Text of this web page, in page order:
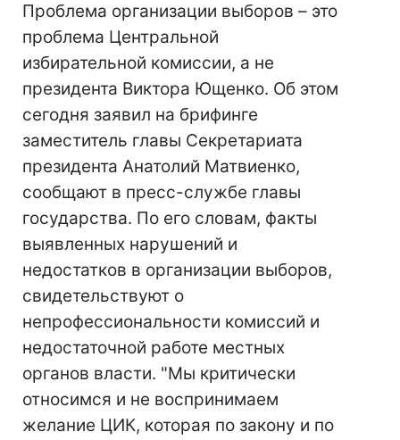
Проблема организации выборов – это
проблема Центральной
избирательной комиссии, а не
президента Виктора Ющенко. Об этом
сегодня заявил на брифинге
заместитель главы Секретариата
президента Анатолий Матвиенко,
сообщают в пресс-службе главы
государства. По его словам, факты
выявленных нарушений и
недостатков в организации выборов,
свидетельствуют о
непрофессиональности комиссий и
недостаточной работе местных
органов власти. "Мы критически
относимся и не воспринимаем
желание ЦИК, которая по закону и по